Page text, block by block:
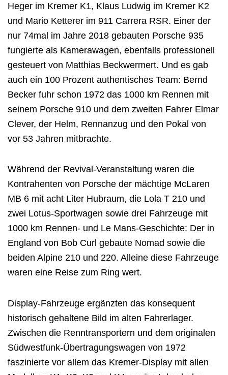
Heger im Kremer K1, Klaus Ludwig im Kremer K2
und Mario Ketterer im 911 Carrera RSR. Einer der
nur 74mal im Jahre 2018 gebauten Porsche 935
fungierte als Kamerawagen, ebenfalls professionell
gesteuert von Matthias Beckwermert. Und es gab
auch ein 100 Prozent authentisches Team: Bernd
Becker fuhr schon 1972 das 1000 km Rennen mit
seinem Porsche 910 und dem zweiten Fahrer Elmar
Clever, der Helm, Rennanzug und den Pokal von
vor 53 Jahren mitbrachte.
Während der Revival-Veranstaltung waren die
Kontrahenten von Porsche der mächtige McLaren
MB 6 mit acht Liter Hubraum, die Lola T 210 und
zwei Lotus-Sportwagen sowie drei Fahrzeuge mit
1000 km Rennen- und Le Mans-Geschichte: Der in
England von Bob Curl gebaute Nomad sowie die
beiden Alpine 210 und 220. Alleine diese Fahrzeuge
waren eine Reise zum Ring wert.
Display-Fahrzeuge ergänzten das konsequent
historisch gehaltene Bild im alten Fahrerlager.
Zwischen die Renntransportern und dem originalen
Südwestfunk-Übertragungswagen von 1972
faszinierte vor allem das Kremer-Display mit allen